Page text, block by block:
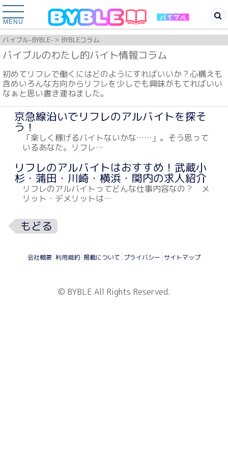
MENU
バイブル-BYBLE- BYBLEコラム
バイブルのわたし的バイト情報コラム
初めてリフレで働くにはどのようにすればいいか？心構えも
含めいろんな方向からリフレを少しでも興味がもてればいい
なぁと思い書き連ねました。
京急線沿いでリフレのアルバイトを探そ
う！
「楽しく稼げるバイトないかな……」。そう思って
いるあなた。リフレ…
リフレのアルバイトはおすすめ！武蔵小
杉・蒲田・川崎・横浜・関内の求人紹介
リフレのアルバイトってどんな仕事内容なの？ メ
リット・デメリットは…
もどる
会社概要 利用規約 掲載について プライバシー サイトマップ
© BYBLE All Rights Reserved.